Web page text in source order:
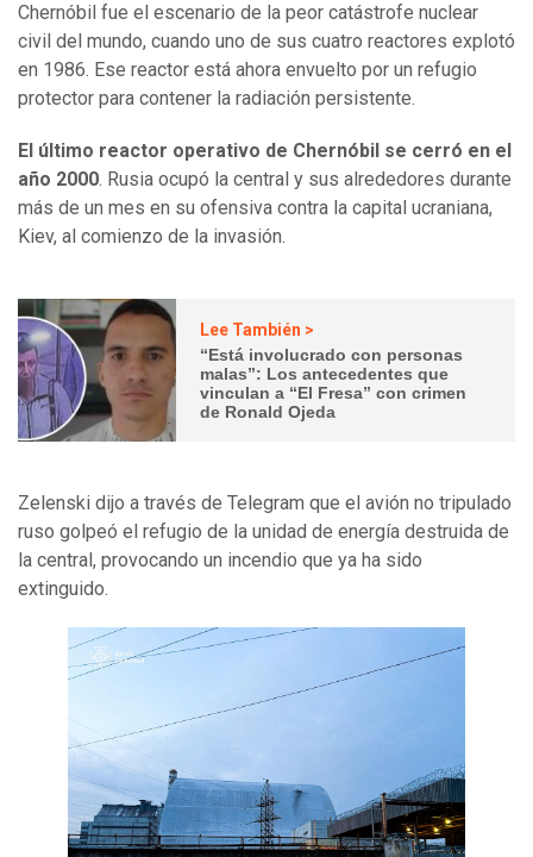
Chernóbil fue el escenario de la peor catástrofe nuclear
civil del mundo, cuando uno de sus cuatro reactores explotó
en 1986. Ese reactor está ahora envuelto por un refugio
protector para contener la radiación persistente.
El último reactor operativo de Chernóbil se cerró en el
año 2000. Rusia ocupó la central y sus alrededores durante
más de un mes en su ofensiva contra la capital ucraniana,
Kiev, al comienzo de la invasión.
Lee También >
“Está involucrado con personas
malas”: Los antecedentes que
vinculan a “El Fresa” con crimen
de Ronald Ojeda
Zelenski dijo a través de Telegram que el avión no tripulado
ruso golpeó el refugio de la unidad de energía destruida de
la central, provocando un incendio que ya ha sido
extinguido.